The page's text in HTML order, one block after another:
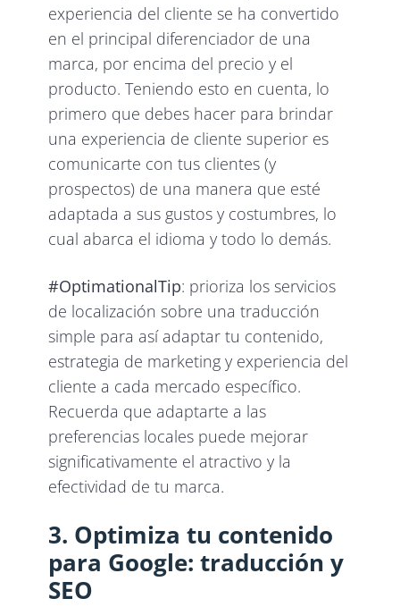
experiencia del cliente se ha convertido
en el principal diferenciador de una
marca, por encima del precio y el
producto. Teniendo esto en cuenta, lo
primero que debes hacer para brindar
una experiencia de cliente superior es
comunicarte con tus clientes (y
prospectos) de una manera que esté
adaptada a sus gustos y costumbres, lo
cual abarca el idioma y todo lo demás.
#OptimationalTip: prioriza los servicios
de localización sobre una traducción
simple para así adaptar tu contenido,
estrategia de marketing y experiencia del
cliente a cada mercado específico.
Recuerda que adaptarte a las
preferencias locales puede mejorar
significativamente el atractivo y la
efectividad de tu marca.
3. Optimiza tu contenido
para Google: traducción y
SEO